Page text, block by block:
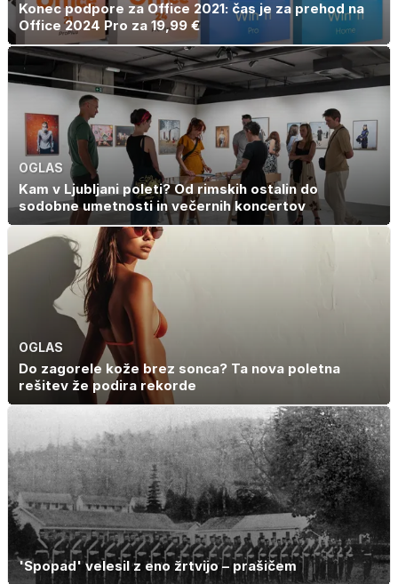
Konec podpore za Office 2021: čas je za prehod na
Office 2024 Pro za 19,99 €
OGLAS
Kam v Ljubljani poleti? Od rimskih ostalin do
sodobne umetnosti in večernih koncertov
OGLAS
Do zagorele kože brez sonca? Ta nova poletna
rešitev že podira rekorde
'Spopad' velesil z eno žrtvijo – prašičem